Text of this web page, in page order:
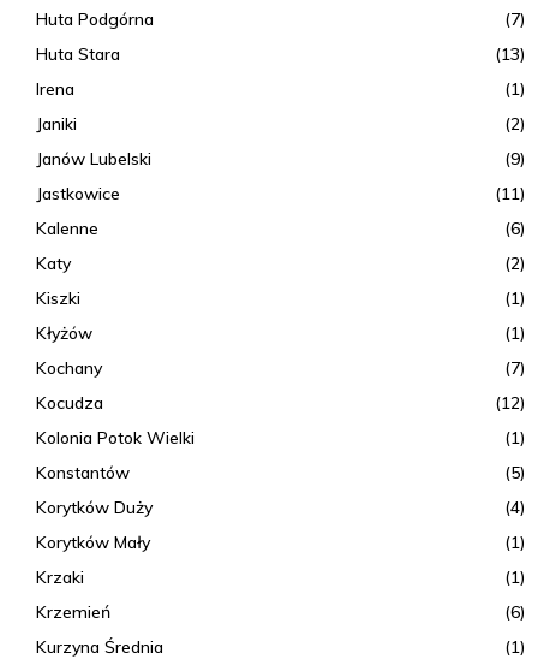
Huta Podgórna
(7)
Huta Stara
(13)
Irena
(1)
Janiki
(2)
Janów Lubelski
(9)
Jastkowice
(11)
Kalenne
(6)
Katy
(2)
Kiszki
(1)
Kłyżów
(1)
Kochany
(7)
Kocudza
(12)
Kolonia Potok Wielki
(1)
Konstantów
(5)
Korytków Duży
(4)
Korytków Mały
(1)
Krzaki
(1)
Krzemień
(6)
Kurzyna Średnia
(1)